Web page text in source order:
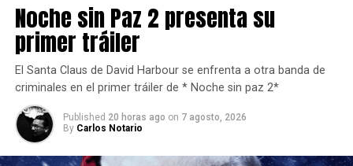
Tanto Dune como Dune: Parte 2 son hitos en el género,
Noche sin Paz 2 presenta su
primer tráiler
El Santa Claus de David Harbour se enfrenta a otra banda de
criminales en el primer tráiler de * Noche sin paz 2*
Published 20 horas ago on 7 agosto, 2026
By Carlos Notario